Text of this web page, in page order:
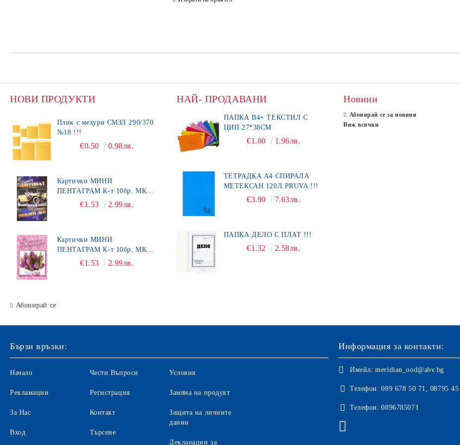
НОВИ ПРОДУКТИ
Плик с мехури СМЗЛ 290/370
№18 !!!
€0.50 0.98лв.
Картички МИНИ
ПЕНТАГРАМ К-т 10бр. МК
€1.53 2.99лв.
Картички МИНИ
ПЕНТАГРАМ К-т 10бр. МК
€1.53 2.99лв.
Абонирай се
НАЙ- ПРОДАВАНИ
ПАПКА В4+ ТЕКСТИЛ С
ЦИП 27*38СМ
€1.00 1.96лв.
ТЕТРАДКА А4 СПИРАЛА
МЕТЕКСАН 120Л.PRUVA !!!
€3.90 7.63лв.
ПАПКА ДЕЛО С ПЛАТ !!!
€1.32 2.58лв.
Новини
Абонирай се за новини
Виж всички
Бързи връзки:
Начало
Рекламации
За Нас
Вход
Чести Въпроси
Регистрация
Контакт
Търсене
Условия
Замяна на продукт
Защита на личните
данни
Декларации за
Информация за контакти:
Имейл: meridian_ood@abv.bg
Телефон: 089 678 50 71, 08795
Телефон: 0896785071